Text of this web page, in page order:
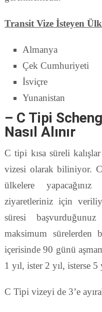
Transit Vize İsteyen
Almanya
Çek Cumhuriyeti
İsviçre
Yunanistan
– C Tipi
Nasıl Alınır
C tipi kısa süreli
vizesi olarak biliniyor.
ülkelere
ziyaretleriniz için
süresi
maksimum sürelerden
içerisinde 90 günü
1 yıl, ister 2 yıl, isterse
C Tipi vizeyi de 3’e